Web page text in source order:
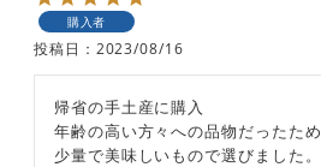
購入者
投稿日 2023/08/16
帰省の手土産に購入
年齢の高い方々への品物だったため
少量で美味しいもので選びました。